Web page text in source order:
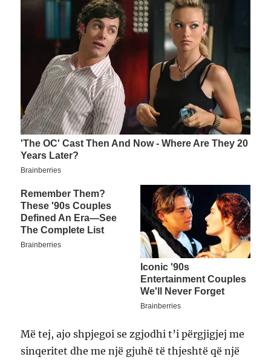
Më tej, ajo shpjegoi se zgjodhi t’i përgjigjej me
sinqeritet dhe me një gjuhë të thjeshtë që një